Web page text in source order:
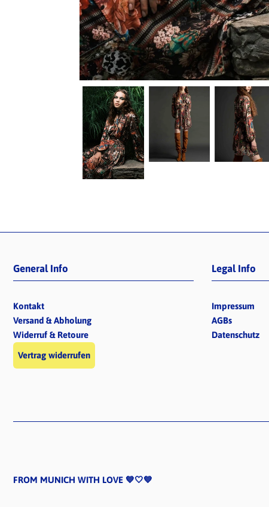
General Info
Kontakt
Versand & Abholung
Widerruf & Retoure
Vertrag widerrufen
Legal Info
Impressum
AGBs
Datenschutz
FROM MUNICH WITH LOVE 💙🤍💙